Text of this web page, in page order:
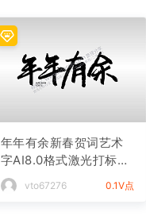
年年有余新春贺词艺术
字AI8.0格式激光打标文
件通用矢量图
vto67276 0.1V点